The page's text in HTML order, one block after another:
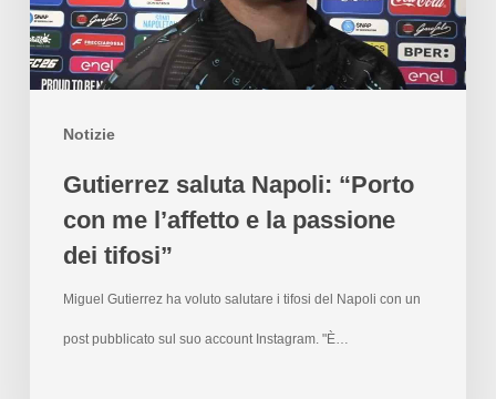
Notizie
Gutierrez saluta Napoli: “Porto
con me l’affetto e la passione
dei tifosi”
Miguel Gutierrez ha voluto salutare i tifosi del Napoli con un
post pubblicato sul suo account Instagram. "È…